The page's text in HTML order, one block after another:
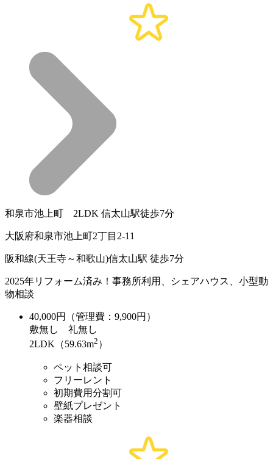
和泉市池上町 2LDK 信太山駅徒歩7分
大阪府和泉市池上町2丁目2-11
阪和線(天王寺～和歌山)信太山駅 徒歩7分
2025年リフォーム済み！事務所利用、シェアハウス、小型動
物相談
40,000円（管理費：9,900円）
敷無し 礼無し
2LDK（59.63m2 ）
ペット相談可
フリーレント
初期費用分割可
壁紙プレゼント
楽器相談